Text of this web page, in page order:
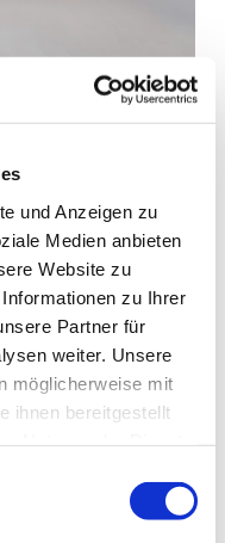
und Anzeigen zu
Medien anbieten
Website zu
zu Ihrer
Partner für
weiter. Unsere
möglicherweise mit
ihnen bereitgestellt
2026,